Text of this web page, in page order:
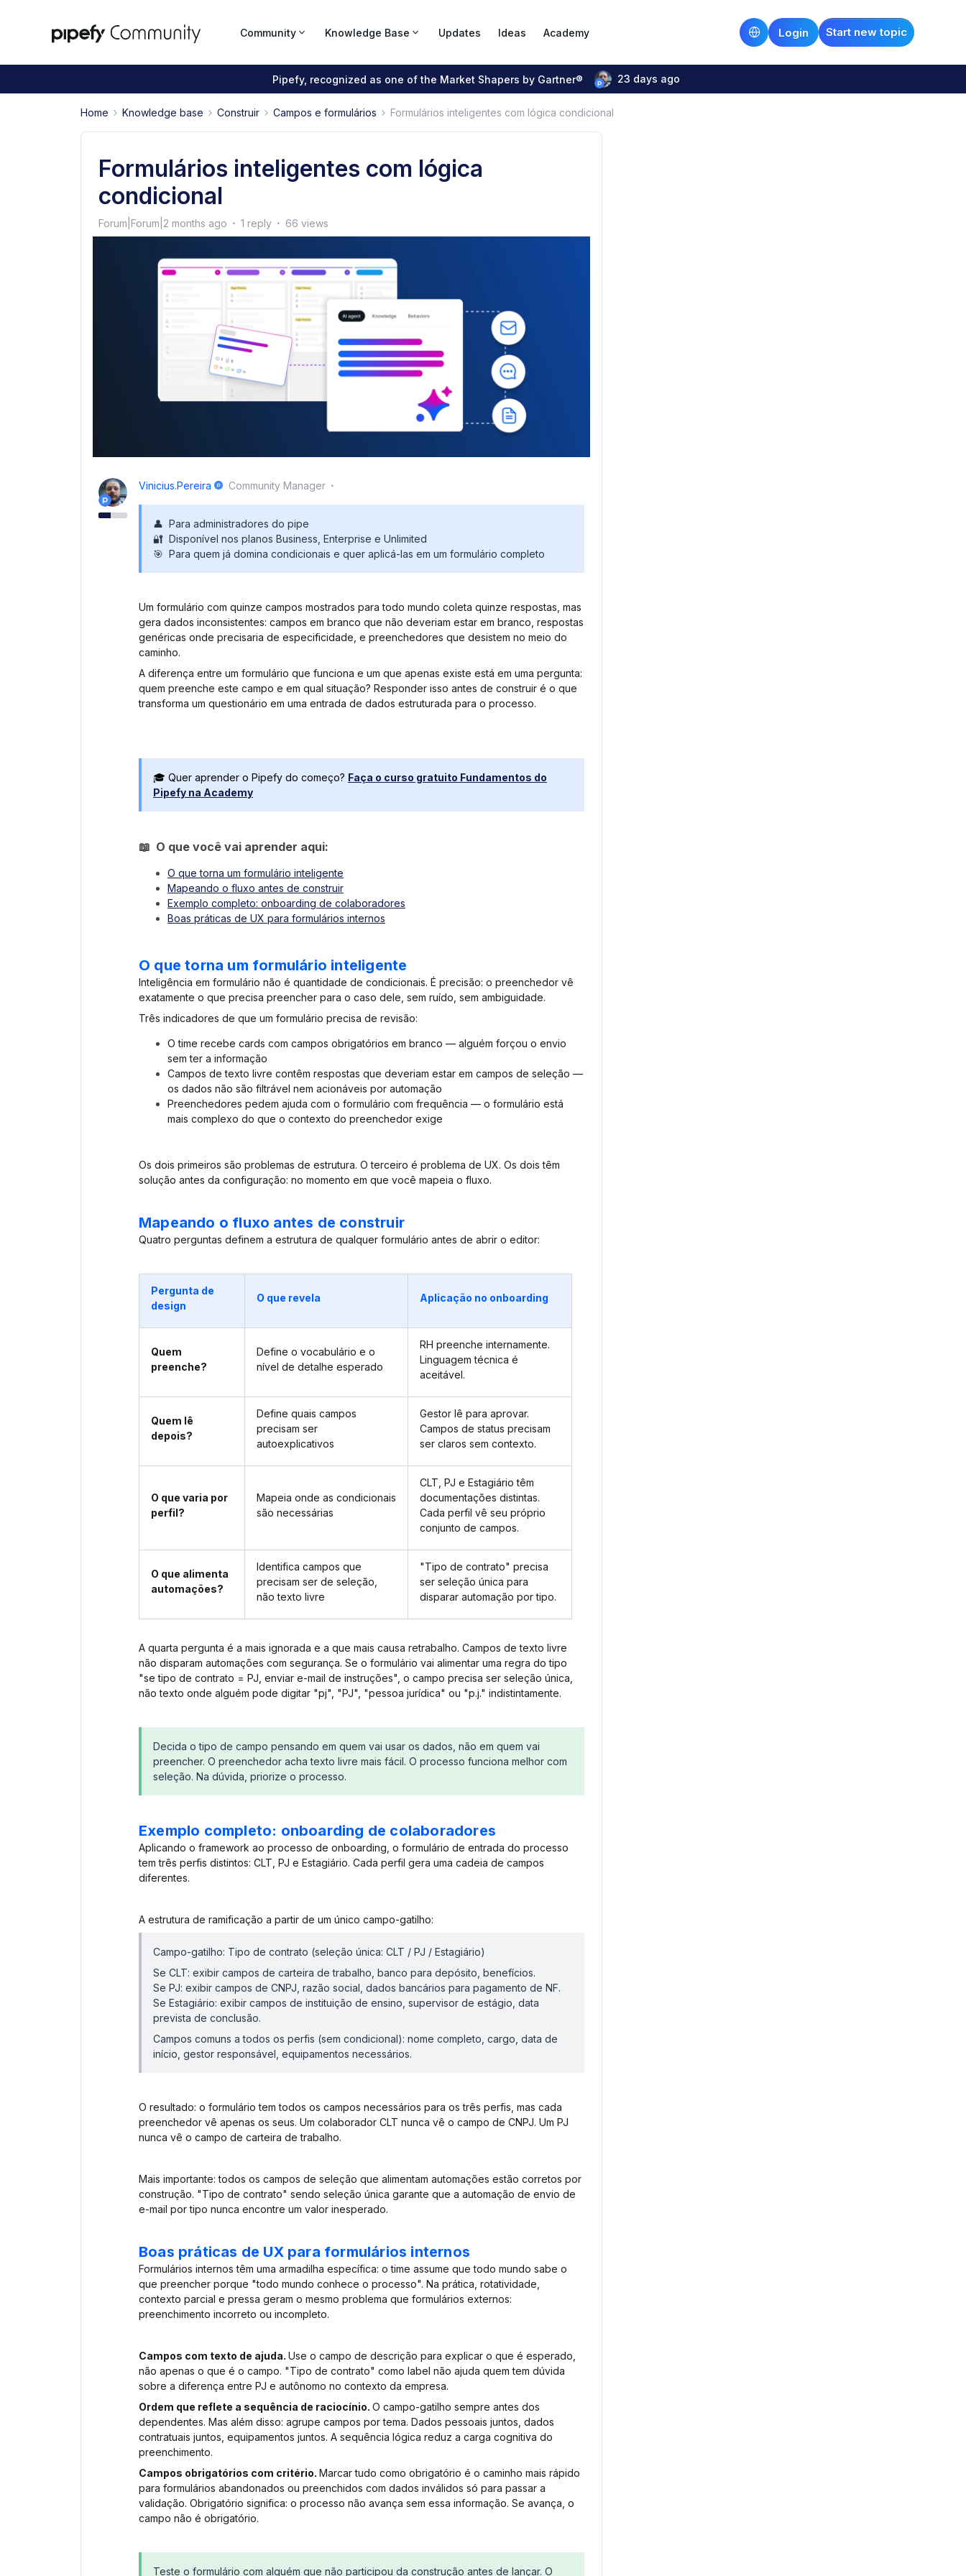
Community Knowledge Base Updates Ideas Academy Start new topic
Login
Pipefy, recognized as one of the Market Shapers by Gartner® 23 days ago
Home Knowledge base Construir Campos e formulários Formulários inteligentes com lógica condicional
Formulários inteligentes com lógica
condicional
Forum|Forum|2 months ago 1 reply 66 views
Vinicius.pereira Community Manager
👤 Para administradores do pipe
🔐 Disponível nos planos Business, Enterprise e Unlimited
🎯 Para quem já domina condicionais e quer aplicá-las em um formulário completo
Um formulário com quinze campos mostrados para todo mundo coleta quinze respostas, mas
gera dados inconsistentes: campos em branco que não deveriam estar em branco, respostas
genéricas onde precisaria de especificidade, e preenchedores que desistem no meio do
caminho.
A diferença entre um formulário que funciona e um que apenas existe está em uma pergunta:
quem preenche este campo e em qual situação? Responder isso antes de construir é o que
transforma um questionário em uma entrada de dados estruturada para o processo.
🎓 Quer aprender o Pipefy do começo? Faça o curso gratuito Fundamentos do
Pipefy na Academy
📖 O que você vai aprender aqui:
O que torna um formulário inteligente
Mapeando o fluxo antes de construir
Exemplo completo: onboarding de colaboradores
Boas práticas de UX para formulários internos
O que torna um formulário inteligente
Inteligência em formulário não é quantidade de condicionais. É precisão: o preenchedor vê
exatamente o que precisa preencher para o caso dele, sem ruído, sem ambiguidade.
Três indicadores de que um formulário precisa de revisão:
O time recebe cards com campos obrigatórios em branco — alguém forçou o envio
sem ter a informação
Campos de texto livre contêm respostas que deveriam estar em campos de seleção —
os dados não são filtrável nem acionáveis por automação
Preenchedores pedem ajuda com o formulário com frequência — o formulário está
mais complexo do que o contexto do preenchedor exige
Os dois primeiros são problemas de estrutura. O terceiro é problema de UX. Os dois têm
solução antes da configuração: no momento em que você mapeia o fluxo.
Mapeando o fluxo antes de construir
Quatro perguntas definem a estrutura de qualquer formulário antes de abrir o editor:
Pergunta de
design
O que revela Aplicação no onboarding
Quem
preenche?
Define o vocabulário e o
nível de detalhe esperado
RH preenche internamente.
Linguagem técnica é
aceitável.
Quem lê
depois?
Define quais campos
precisam ser
autoexplicativos
Gestor lê para aprovar.
Campos de status precisam
ser claros sem contexto.
O que varia por
perfil?
Mapeia onde as condicionais
são necessárias
CLT, PJ e Estagiário têm
documentações distintas.
Cada perfil vê seu próprio
conjunto de campos.
O que alimenta
automações?
Identifica campos que
precisam ser de seleção,
não texto livre
"Tipo de contrato" precisa
ser seleção única para
disparar automação por tipo.
A quarta pergunta é a mais ignorada e a que mais causa retrabalho. Campos de texto livre
não disparam automações com segurança. Se o formulário vai alimentar uma regra do tipo
"se tipo de contrato = PJ, enviar e-mail de instruções", o campo precisa ser seleção única,
não texto onde alguém pode digitar "pj", "PJ", "pessoa jurídica" ou "p.j." indistintamente.
Decida o tipo de campo pensando em quem vai usar os dados, não em quem vai
preencher. O preenchedor acha texto livre mais fácil. O processo funciona melhor com
seleção. Na dúvida, priorize o processo.
Exemplo completo: onboarding de colaboradores
Aplicando o framework ao processo de onboarding, o formulário de entrada do processo
tem três perfis distintos: CLT, PJ e Estagiário. Cada perfil gera uma cadeia de campos
diferentes.
A estrutura de ramificação a partir de um único campo-gatilho:
Campo-gatilho: Tipo de contrato (seleção única: CLT / PJ / Estagiário)
Se CLT: exibir campos de carteira de trabalho, banco para depósito, benefícios.
Se PJ: exibir campos de CNPJ, razão social, dados bancários para pagamento de NF.
Se Estagiário: exibir campos de instituição de ensino, supervisor de estágio, data
prevista de conclusão.
Campos comuns a todos os perfis (sem condicional): nome completo, cargo, data de
início, gestor responsável, equipamentos necessários.
O resultado: o formulário tem todos os campos necessários para os três perfis, mas cada
preenchedor vê apenas os seus. Um colaborador CLT nunca vê o campo de CNPJ. Um PJ
nunca vê o campo de carteira de trabalho.
Mais importante: todos os campos de seleção que alimentam automações estão corretos por
construção. "Tipo de contrato" sendo seleção única garante que a automação de envio de
e-mail por tipo nunca encontre um valor inesperado.
Boas práticas de UX para formulários internos
Formulários internos têm uma armadilha específica: o time assume que todo mundo sabe o
que preencher porque "todo mundo conhece o processo". Na prática, rotatividade,
contexto parcial e pressa geram o mesmo problema que formulários externos:
preenchimento incorreto ou incompleto.
Campos com texto de ajuda. Use o campo de descrição para explicar o que é esperado,
não apenas o que é o campo. "Tipo de contrato" como label não ajuda quem tem dúvida
sobre a diferença entre PJ e autônomo no contexto da empresa.
Ordem que reflete a sequência de raciocínio. O campo-gatilho sempre antes dos
dependentes. Mas além disso: agrupe campos por tema. Dados pessoais juntos, dados
contratuais juntos, equipamentos juntos. A sequência lógica reduz a carga cognitiva do
preenchimento.
Campos obrigatórios com critério. Marcar tudo como obrigatório é o caminho mais rápido
para formulários abandonados ou preenchidos com dados inválidos só para passar a
validação. Obrigatório significa: o processo não avança sem essa informação. Se avança, o
campo não é obrigatório.
Teste o formulário com alguém que não participou da construção antes de lançar. O